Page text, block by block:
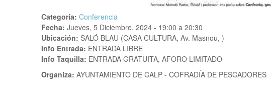
Categoría: Conferencia
Fecha: Jueves, 5 Diciembre, 2024 - 19:00 a 20:30
Ubicación: SALÓ BLAU (CASA CULTURA, Av. Masnou, )
Info Entrada: ENTRADA LIBRE
Info Taquilla: ENTRADA GRATUITA, AFORO LIMITADO
Organiza: AYUNTAMIENTO DE CALP - COFRADÍA DE PESCADORES